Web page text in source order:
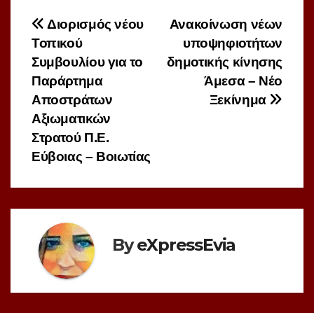
Πλοήγηση
άρθρων
Ανακοίνωση νέων
υποψηφιοτήτων
δημοτικής κίνησης
Άμεσα – Νέο
Ξεκίνημα
Διορισμός νέου
Τοπικού
Συμβουλίου για το
Παράρτημα
Αποστράτων
Αξιωματικών
Στρατού Π.Ε.
Εύβοιας – Βοιωτίας
ByeXpressEvia